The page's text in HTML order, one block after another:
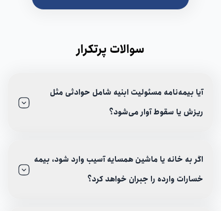
سوالات پرتکرار
آیا بیمه‌نامه مسئولیت ابنیه شامل حوادثی مثل
ریزش یا سقوط آوار می‌شود؟
اگر به خانه یا ماشین همسایه آسیب وارد شود، بیمه
خسارات وارده را جبران خواهد کرد؟